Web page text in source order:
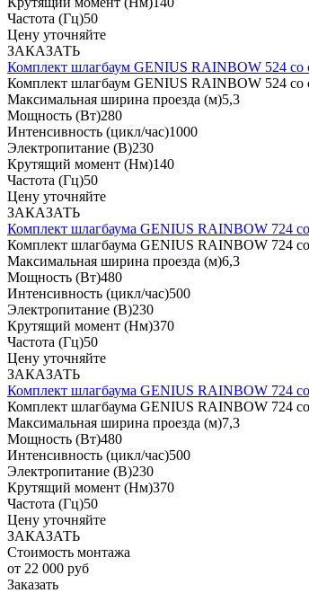
Частота (Гц)50
Цену уточняйте
ЗАКАЗАТЬ
Комплект шлагбаум GENIUS RAINBOW 524 со
Комплект шлагбаум GENIUS RAINBOW 524 со
Максимальная ширина проезда (м)5,3
Мощность (Вт)280
Интенсивность (цикл/час)1000
Электропитание (В)230
Крутящий момент (Нм)140
Частота (Гц)50
Цену уточняйте
ЗАКАЗАТЬ
Комплект шлагбаума GENIUS RAINBOW 724
Комплект шлагбаума GENIUS RAINBOW 724
Максимальная ширина проезда (м)6,3
Мощность (Вт)480
Интенсивность (цикл/час)500
Электропитание (В)230
Крутящий момент (Нм)370
Частота (Гц)50
Цену уточняйте
ЗАКАЗАТЬ
Комплект шлагбаума GENIUS RAINBOW 724
Комплект шлагбаума GENIUS RAINBOW 724
Максимальная ширина проезда (м)7,3
Мощность (Вт)480
Интенсивность (цикл/час)500
Электропитание (В)230
Крутящий момент (Нм)370
Частота (Гц)50
Цену уточняйте
ЗАКАЗАТЬ
Стоимость монтажа
от 22 000 руб
Заказать